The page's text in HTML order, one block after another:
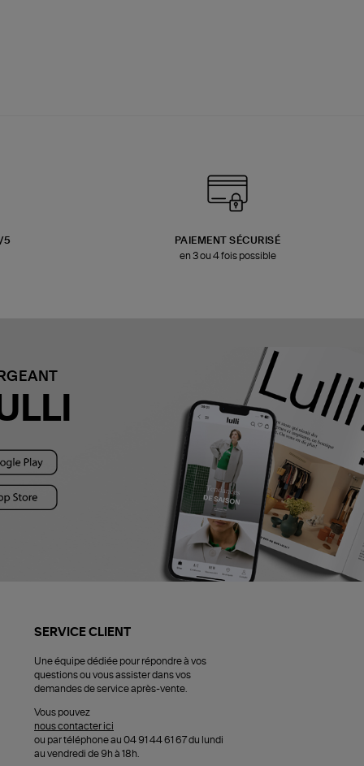
5
PAIEMENT SÉCURISÉ
en 3 ou 4 fois possible
SERVICE CLIENT
Une équipe dédiée pour répondre à vos
questions ou vous assister dans vos
demandes de service après-vente.
Vous pouvez
nous contacter ici
ou par téléphone au 04 91 44 61 67 du lundi
au vendredi de 9h à 18h.